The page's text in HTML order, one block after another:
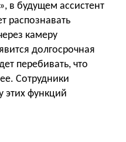
в будущем ассистент
распознавать
камеру
долгосрочная
перебивать, что
Сотрудники
этих функций